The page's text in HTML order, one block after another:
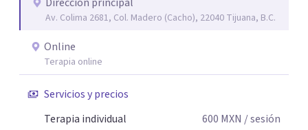
mándame un mensaje y comencemos juntos a trabajar en
Av. Colima 2681, Col. Madero (Cacho), 22040 Tijuana, B.C.
Online
Terapia online
Servicios y precios
Terapia individual
600 MXN / sesión